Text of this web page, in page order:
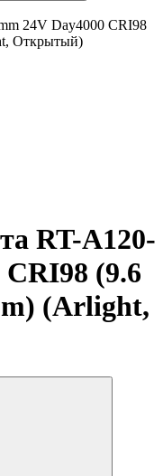
24V Day4000 CRI98
Открытый)
RT-A120-
(9.6
(Arlight,